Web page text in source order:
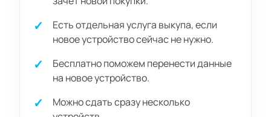
Есть отдельная услуга выкупа, если
новое устройство сейчас не нужно.
Бесплатно поможем перенести данные
на новое устройство.
Можно сдать сразу несколько